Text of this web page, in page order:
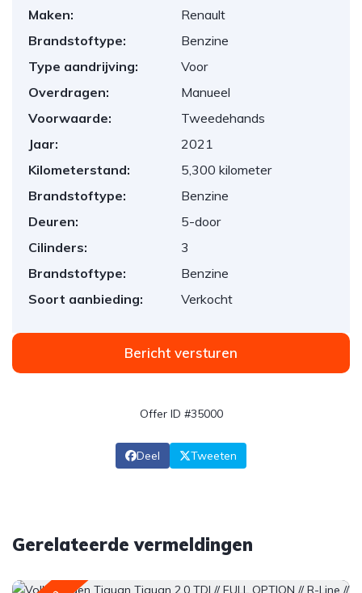
Maken:
Renault
Brandstoftype:
Benzine
Type aandrijving:
Voor
Overdragen:
Manueel
Voorwaarde:
Tweedehands
Jaar:
2021
Kilometerstand:
5,300 kilometer
Brandstoftype:
Benzine
Deuren:
5-door
Cilinders:
3
Brandstoftype:
Benzine
Soort aanbieding:
Verkocht
Bericht versturen
Offer ID #35000
Deel Tweeten
Gerelateerde vermeldingen